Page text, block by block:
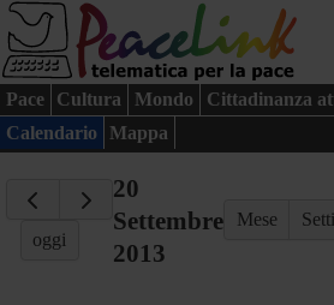
Pace Cultura Mondo Cittadinanza
Calendario
Mappa
oggi
20
Settembre
2013
Mese